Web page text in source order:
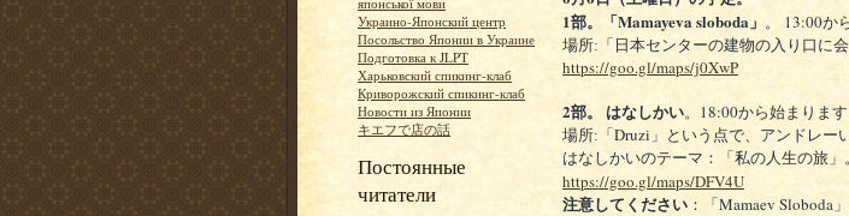
Украино-Японский центр
Посольство Японии в Украине
Подготовка к JLPT
Харьковский спикинг-клаб
Криворожский спикинг-клаб
Новости из Японии
キエフで店の話
Постоянные
читатели
1部。「Mamayeva sloboda 」 。 13:00か
場所:「 日本センターの建物の入り口に会
https://goo.gl/maps/j0XwP
2部。 はなしかい。 18:00から始まります
場所:「Druzi 」という点で、アンドレー
はなしかいのテーマ：「私の人生の旅」。
https://goo.gl/maps/DFV4U
注意してください ：「Mamaev Sloboda